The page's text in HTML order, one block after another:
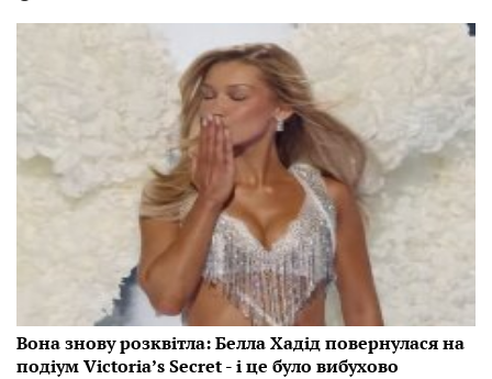
Вона знову розквітла: Белла Хадід повернулася на
подіум Victoria’s Secret - і це було вибухово